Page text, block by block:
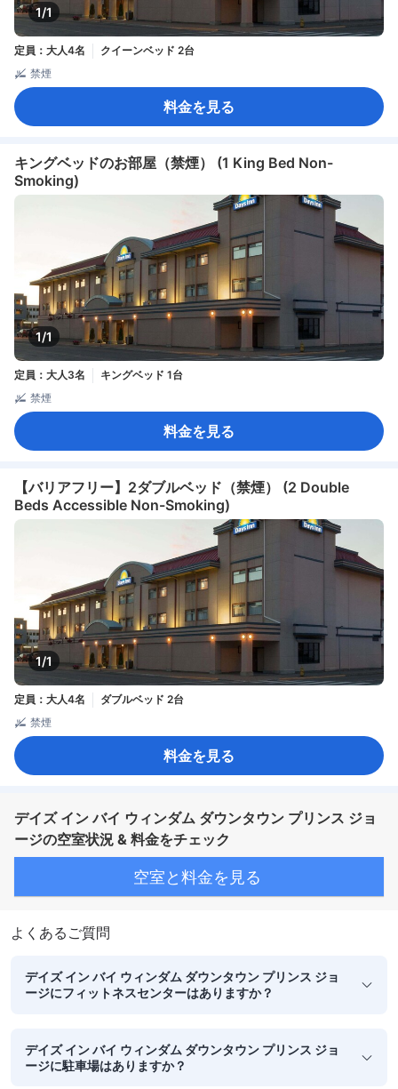
1/1
定員：大人4名
クイーンベッド 2台
禁煙
料金を見る
キングベッドのお部屋（禁煙） (1 King Bed Non-
Smoking)
1/1
定員：大人3名
キングベッド 1台
禁煙
料金を見る
【バリアフリー】2ダブルベッド（禁煙） (2 Double
Beds Accessible Non-Smoking)
1/1
定員：大人4名
ダブルベッド 2台
禁煙
料金を見る
デイズ イン バイ ウィンダム ダウンタウン プリンス ジョ
ージの空室状況 & 料金をチェック
空室と料金を見る
よくあるご質問
デイズ イン バイ ウィンダム ダウンタウン プリンス ジョ
ージにフィットネスセンターはありますか？
デイズ イン バイ ウィンダム ダウンタウン プリンス ジョ
ージに駐車場はありますか？